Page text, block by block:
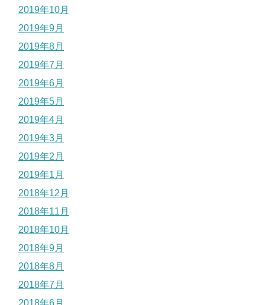
2019年10月
2019年9月
2019年8月
2019年7月
2019年6月
2019年5月
2019年4月
2019年3月
2019年2月
2019年1月
2018年12月
2018年11月
2018年10月
2018年9月
2018年8月
2018年7月
2018年6月